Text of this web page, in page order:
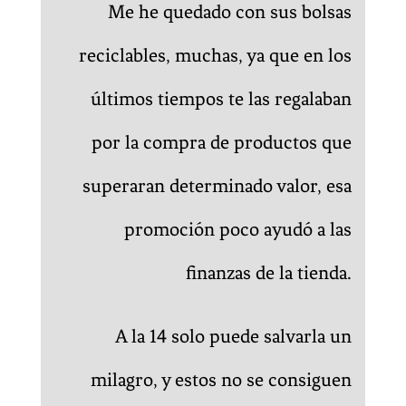
Me he quedado con sus bolsas
reciclables, muchas, ya que en los
últimos tiempos te las regalaban
por la compra de productos que
superaran determinado valor, esa
promoción poco ayudó a las
finanzas de la tienda.
A la 14 solo puede salvarla un
milagro, y estos no se consiguen